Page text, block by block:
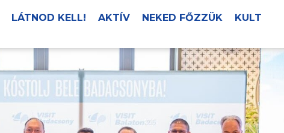
LÁTNOD KELL! AKTÍV NEKED FŐZZÜK
KULT